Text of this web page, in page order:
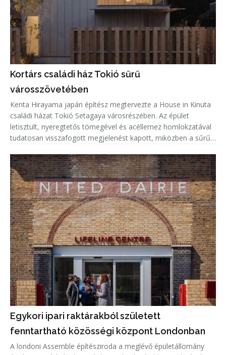
Kortárs családi ház Tokió sűrű
városszövetében
Kenta Hirayama japán építész megtervezte a House in Kinuta
családi házat Tokió Setagaya városrészében. Az épület
letisztult, nyeregtetős tömegével és acéllemez homlokzatával
tudatosan visszafogott megjelenést kapott, miközben a sűrűn
privá
Egykori ipari raktárakból született
fenntartható közösségi központ Londonban
A londoni Assemble építésziroda a meglévő épületállomány